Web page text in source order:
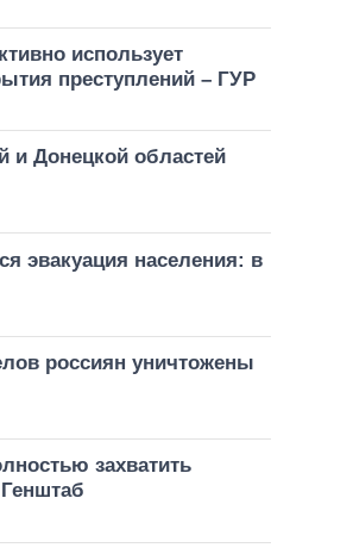
использует
преступлений – ГУР
и Донецкой областей
эвакуация населения: в
россиян уничтожены
захватить